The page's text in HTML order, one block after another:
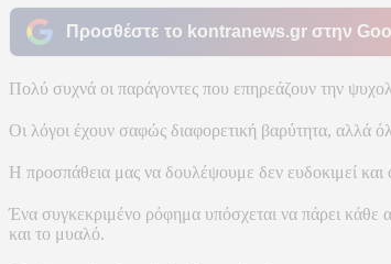
Προσθέστε το kontranews.gr στην
Πολύ συχνά οι παράγοντες που επηρεάζουν την
Οι λόγοι έχουν σαφώς διαφορετική βαρύτητα, αλλά
Η προσπάθεια μας να δουλέψουμε δεν ευδοκιμεί
Ένα συγκεκριμένο ρόφημα υπόσχεται να πάρει κάθε
και το μυαλό.